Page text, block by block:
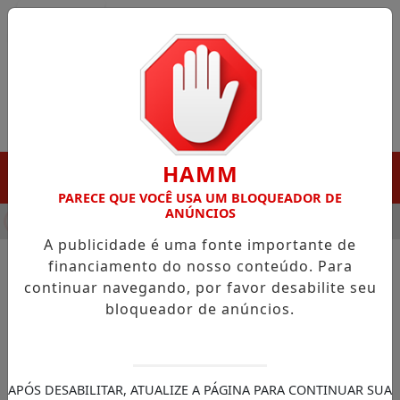
EM PORTO GRANDE COM ATUAÇÃO VOLTADA AO
NOTÍCIAS/LARANJAL DO JARI
Prefeitura de Laranjal do Jari
Azul para crianças com TEA
HAMM
PARECE QUE VOCÊ USA UM BLOQUEADOR DE
ANÚNCIOS
A publicidade é uma fonte importante de
financiamento do nosso conteúdo. Para
continuar navegando, por favor desabilite seu
bloqueador de anúncios.
APÓS DESABILITAR, ATUALIZE A PÁGINA PARA CONTINUAR SUA